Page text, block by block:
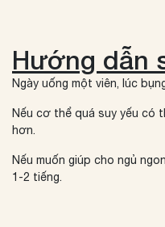
Hướng dẫn
Ngày uống một viên, lúc
Nếu cơ thể quá suy yếu có
hơn.
Nếu muốn giúp cho ngủ
1-2 tiếng.